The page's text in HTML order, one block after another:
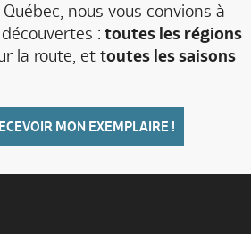
nous vous convions à
: toutes les régions
la route, et toutes les saisons
MON EXEMPLAIRE !